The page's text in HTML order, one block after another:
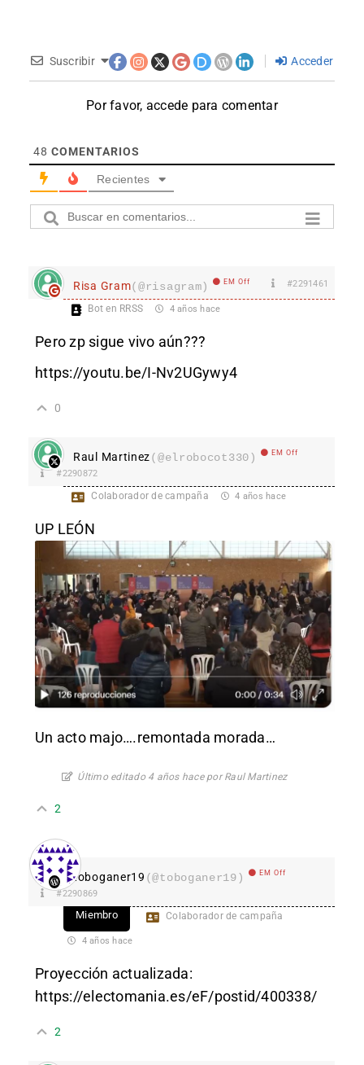
Suscribir Acceder
Por favor, accede para comentar
48 COMENTARIOS
Recientes
Risa Gram(@risagram) EM Off #2291461
Bot en RRSS 4 años hace
Pero zp sigue vivo aún???
https://youtu.be/I-Nv2UGywy4
0
Raul Martinez(@elrobocot330) EM Off
#2290872
Colaborador de campaña 4 años hace
UP LEÓN
Un acto majo….remontada morada…
Último editado 4 años hace por Raul Martinez
2
toboganer19 (@toboganer19) EM Off
#2290869
Miembro Colaborador de campaña
4 años hace
Proyección actualizada:
https://electomania.es/eF/postid/400338/
2